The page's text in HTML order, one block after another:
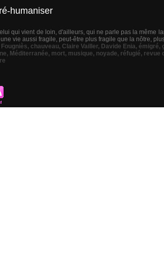
humaniser
qui vient de loin, d'ailleurs, qui ne parle pas la même
vie aussi fragile, peut-être plus fragile que la nôtre,
Fougniès, chauveau, Claire Vailler, Davide Enia, émigré,
, Méditerranée, mort, musique, noyade, réfugié, revue